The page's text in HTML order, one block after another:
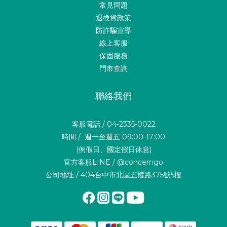
常見問題
退換貨政策
防詐騙宣導
線上客服
保固服務
門市查詢
聯絡我們
客服電話 / 04-2335-0022
時間 / 週一至週五 09:00-17:00
(例假日、國定假日休息)
官方客服LINE / @concerngo
公司地址 / 404台中市北區五權路375號5樓